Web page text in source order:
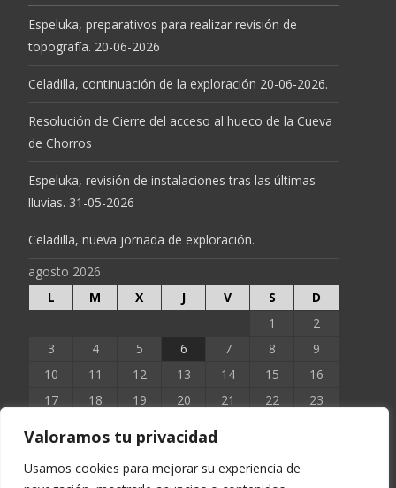
Valoramos tu privacidad
Usamos cookies para mejorar su experiencia de
Espeluka, preparativos para realizar revisión de
topografía. 20-06-2026
Celadilla, continuación de la exploración 20-06-2026.
Resolución de Cierre del acceso al hueco de la Cueva
de Chorros
Espeluka, revisión de instalaciones tras las últimas
lluvias. 31-05-2026
Celadilla, nueva jornada de exploración.
agosto 2026
L
M X J V S
D
1
2
3
4 5 6 7 8
9
10
11 12 13 14 15
16
17
18 19 20 21 22
23